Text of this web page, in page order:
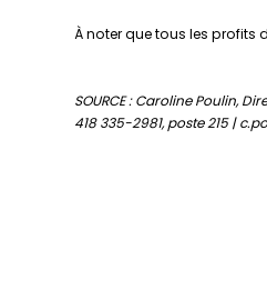
À noter que tous les profits
SOURCE : Caroline Poulin,
418 335-2981, poste 215 |